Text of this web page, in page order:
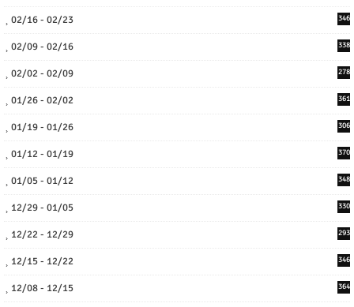
02/16 - 02/23 346
02/09 - 02/16 338
02/02 - 02/09 278
01/26 - 02/02 361
01/19 - 01/26 306
01/12 - 01/19 370
01/05 - 01/12 348
12/29 - 01/05 330
12/22 - 12/29 293
12/15 - 12/22 346
12/08 - 12/15 364